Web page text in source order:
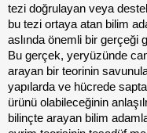
tezi doğrulayan veya
bu tezi ortaya atan bilim
aslında önemli bir gerçeği
Bu gerçek, yeryüzünde
arayan bir teorinin
yapılarda ve hücrede
ürünü olabileceğinin
bilinçte arayan bilim